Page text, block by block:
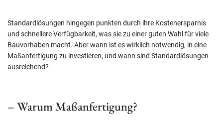
Standardlösungen hingegen punkten durch ihre Kostenersparnis
und schnellere Verfügbarkeit, was sie zu einer guten Wahl für viele
Bauvorhaben macht. Aber wann ist es wirklich notwendig, in eine
Maßanfertigung zu investieren, und wann sind Standardlösungen
ausreichend?
– Warum Maßanfertigung?